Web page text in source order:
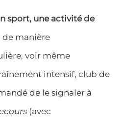
sport, une activité de
de manière
voir même
intensif, club de
de le signaler à
(avec